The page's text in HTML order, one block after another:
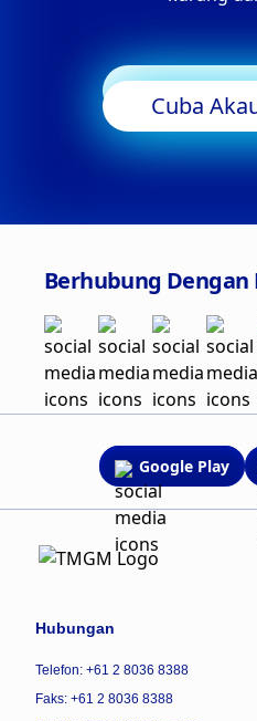
Mula
Cuba
Berhubung Dengan
Google Play
Hubungan
Telefon: +61 2 8036 8388
Faks: +61 2 8036 8388